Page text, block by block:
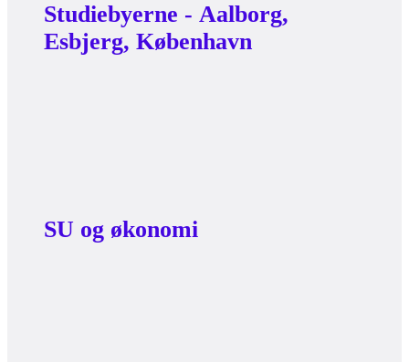
Studiebyerne - Aalborg,
Esbjerg, København
SU og økonomi